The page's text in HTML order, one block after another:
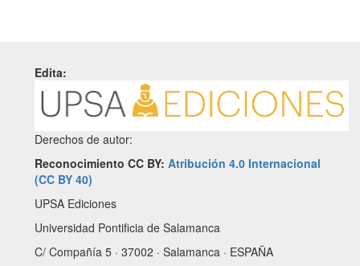
Edita:
Derechos de autor:
Reconocimiento CC BY: Atribución 4.0 Internacional
(CC BY 40)
UPSA Ediciones
Universidad Pontificia de Salamanca
C/ Compañía 5 · 37002 · Salamanca · ESPAÑA